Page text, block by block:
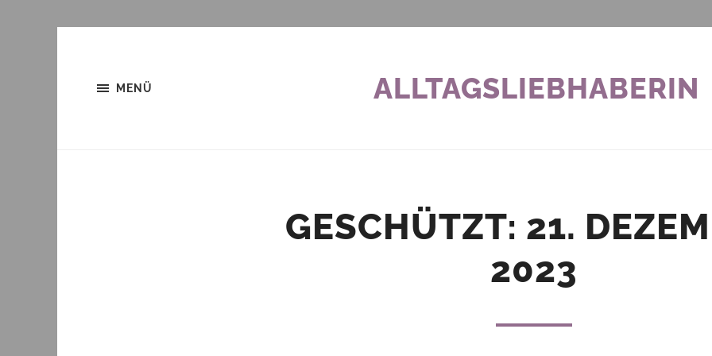
MENÜ ALLTAGSLIEBHABERIN
GESCHÜTZT: 21.
2023